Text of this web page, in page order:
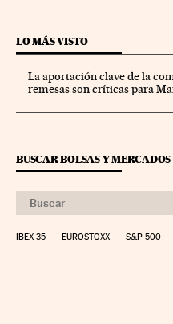
LO MÁS VISTO
La aportación clave de la
remesas son críticas para
BUSCAR BOLSAS Y MERCADOS
IBEX 35 EUROSTOXX S&P 500